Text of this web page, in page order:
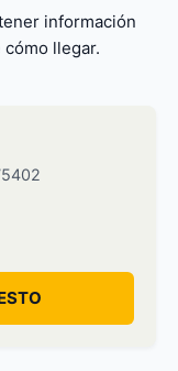
información
llegar.